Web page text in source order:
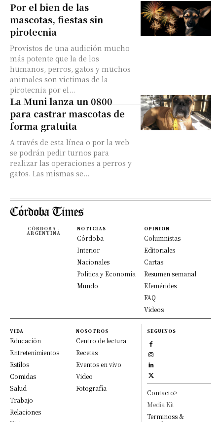
Por el bien de las
mascotas, fiestas sin
pirotecnia
Provistos de una audición mucho
más potente que la de los
humanos, perros, gatos y muchos
animales son víctimas de la
pirotecnia por el...
La Muni lanza un 0800
para castrar mascotas de
forma gratuita
A través de esta línea o por la web
se podrán pedir turnos para
realizar las operaciones a perros y
gatos. Las mismas se...
CÓRDOBA -
ARGENTINA
NOTICIAS
Córdoba
Interior
Nacionales
Política y Economía
Mundo
OPINION
Columnistas
Editoriales
Cartas
Resumen semanal
Efemérides
FAQ
Videos
VIDA
Educación
Entretenimientos
Estilos
Comidas
Salud
Trabajo
Relaciones
NOSOTROS
Centro de lectura
Recetas
Eventos en vivo
Video
Fotografía
SEGUINOS
Contacto>
Media Kit
Terminoss &